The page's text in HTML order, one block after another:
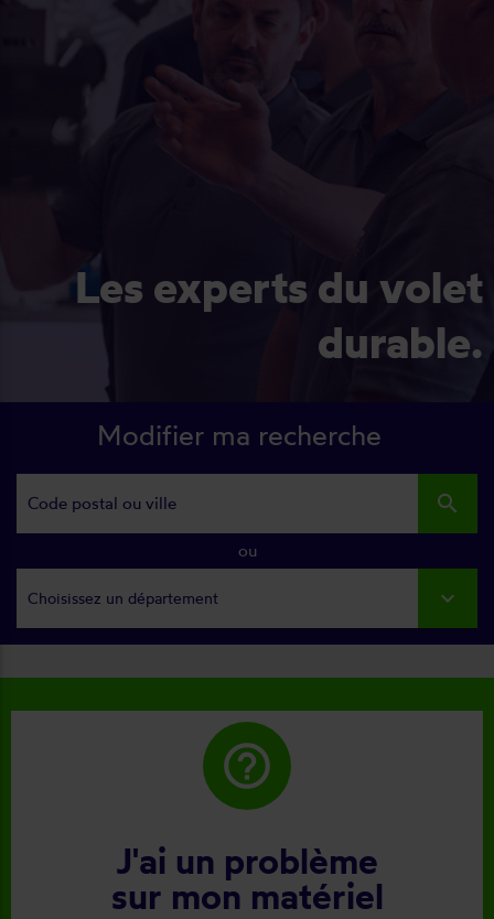
Les experts du volet
durable.
Modifier ma recherche
search
ou
Choisissez un département
help_outline
J'ai un problème
sur mon matériel